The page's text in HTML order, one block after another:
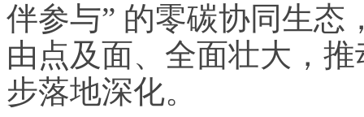
伴参与” 的零碳协同生态
由点及面、全面壮大，
步落地深化。